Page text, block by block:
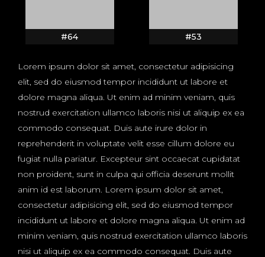
#64 #53
Lorem ipsum dolor sit amet, consectetur adipisicing
elit, sed do eiusmod tempor incididunt ut labore et
dolore magna aliqua. Ut enim ad minim veniam, quis
nostrud exercitation ullamco laboris nisi ut aliquip ex ea
commodo consequat. Duis aute irure dolor in
reprehenderit in voluptate velit esse cillum dolore eu
fugiat nulla pariatur. Excepteur sint occaecat cupidatat
non proident, sunt in culpa qui officia deserunt mollit
anim id est laborum. Lorem ipsum dolor sit amet,
consectetur adipisicing elit, sed do eiusmod tempor
incididunt ut labore et dolore magna aliqua. Ut enim ad
minim veniam, quis nostrud exercitation ullamco laboris
nisi ut aliquip ex ea commodo consequat. Duis aute